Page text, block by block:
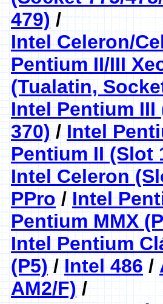
479)/
Intel Celeron/
Pentium II/III
(Tualatin,
Intel Pentium
370)/Intel
Pentium II (Slot
Intel Celeron
PPro/Intel
Pentium MMX
Intel Pentium
(P5)/Intel 486/
AM2/F)/